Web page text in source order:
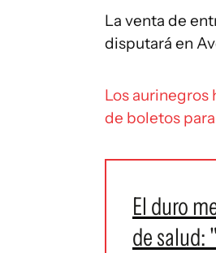
La venta de
disputará en
Los aurinegros
de boletos
El duro
de salud: